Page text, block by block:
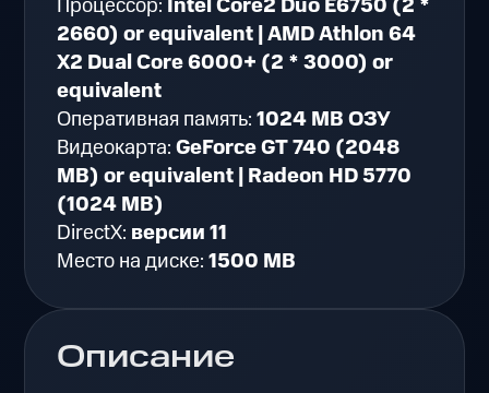
Описание
Процессор: Intel Core2 Duo E6750 (2 *
2660) or equivalent | AMD Athlon 64
X2 Dual Core 6000+ (2 * 3000) or
equivalent
Оперативная память:1024 MB ОЗУ
Видеокарта:GeForce GT 740 (2048
MB) or equivalent | Radeon HD 5770
(1024 MB)
DirectX: версии 11
Место на диске:1500 MB